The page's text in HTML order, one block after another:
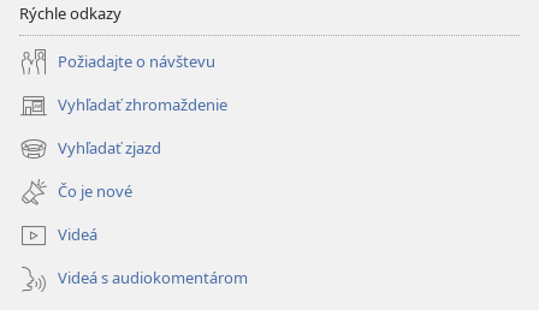
Rýchle odkazy
Požiadajte o návštevu
Vyhľadať zhromaždenie
(otvorí
nové
okno)
Vyhľadať zjazd
(otvorí
nové
okno)
Čo je nové
Videá
Videá s audiokomentárom